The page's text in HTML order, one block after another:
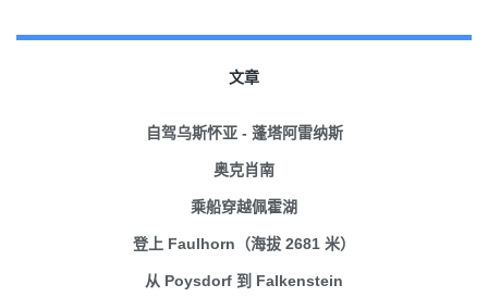
文章
自驾乌斯怀亚 - 蓬塔阿雷纳斯
奥克肖南
乘船穿越佩霍湖
登上 Faulhorn（海拔 2681 米）
从 Poysdorf 到 Falkenstein